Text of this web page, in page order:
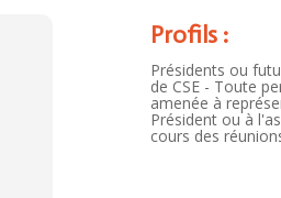
Profils :
Présidents ou
de CSE - Toute
amenée à
Président ou à
cours des